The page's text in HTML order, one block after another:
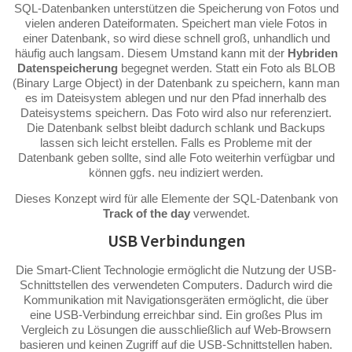
SQL-Datenbanken unterstützen die Speicherung von Fotos und
vielen anderen Dateiformaten. Speichert man viele Fotos in
einer Datenbank, so wird diese schnell groß, unhandlich und
häufig auch langsam. Diesem Umstand kann mit der Hybriden
Datenspeicherung begegnet werden. Statt ein Foto als BLOB
(Binary Large Object) in der Datenbank zu speichern, kann man
es im Dateisystem ablegen und nur den Pfad innerhalb des
Dateisystems speichern. Das Foto wird also nur referenziert.
Die Datenbank selbst bleibt dadurch schlank und Backups
lassen sich leicht erstellen. Falls es Probleme mit der
Datenbank geben sollte, sind alle Foto weiterhin verfügbar und
können ggfs. neu indiziert werden.
Dieses Konzept wird für alle Elemente der SQL-Datenbank von
Track of the dayverwendet.
USB Verbindungen
Die Smart-Client Technologie ermöglicht die Nutzung der USB-
Schnittstellen des verwendeten Computers. Dadurch wird die
Kommunikation mit Navigationsgeräten ermöglicht, die über
eine USB-Verbindung erreichbar sind. Ein großes Plus im
Vergleich zu Lösungen die ausschließlich auf Web-Browsern
basieren und keinen Zugriff auf die USB-Schnittstellen haben.